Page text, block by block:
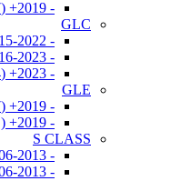
- 2019+ (H247)
GLC
- 2015-2022 (X253)
- 2016-2023 (קופה)
- 2023+ (X254)
GLE
- 2019+ (W167)
- 2019+ (קופה)
S CLASS
- 2006-2013 (W221)
- 2006-2013 Long (V221)